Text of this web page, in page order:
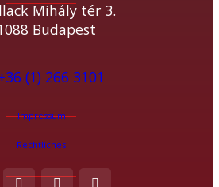
Mihály tér 3.
Budapest
(1) 266 3101
Impressum
Rechtliches